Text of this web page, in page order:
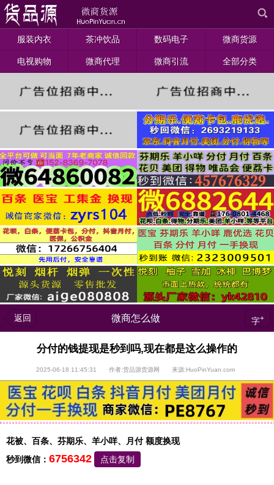
服装内衣 茶冲饮品 数码电子 微商货源
电视购物 微商代理 微商引流 全部分类
返回 微商怎么做 字+
分付的钱提现是秒到吗,现在都是这么操作的
2025-06-18 11:45:31 作者:货品源货源网 来源:HuoPinYuan.com
花被、百条、芬期乐、羊小咩、月付 额度换现
秒到微信： 6756342 点击复制